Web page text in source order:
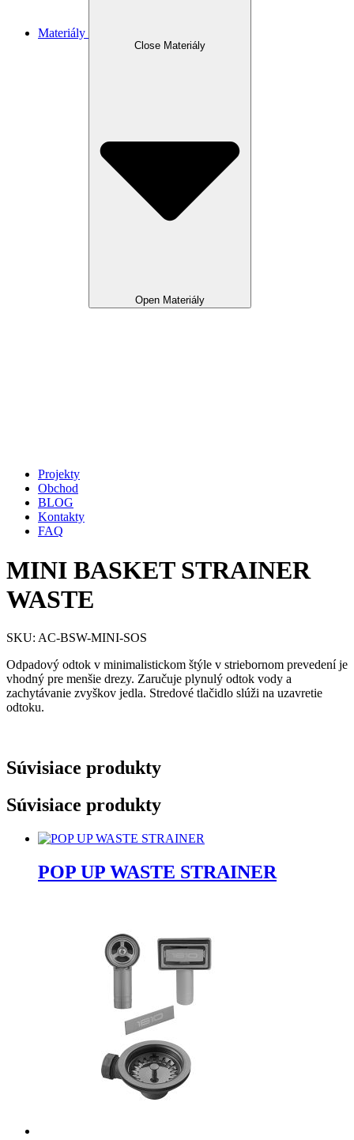
Materiály
Close Materiály
Open Materiály
Projekty
Obchod
BLOG
Kontakty
FAQ
MINI BASKET STRAINER
WASTE
SKU: AC-BSW-MINI-SOS
Odpadový odtok v minimalistickom štýle v striebornom prevedení je
vhodný pre menšie drezy. Zaručuje plynulý odtok vody a
zachytávanie zvyškov jedla. Stredové tlačidlo slúži na uzavretie
odtoku.
Súvisiace produkty
Súvisiace produkty
POP UP WASTE STRAINER